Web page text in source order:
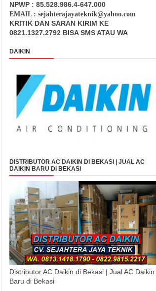
NPWP : 85.528.986.4-647.000
EMAIL : sejahterajayateknik@yahoo.com
KRITIK DAN SARAN KIRIM KE
0821.1327.2792 BISA SMS ATAU WA
DAIKIN
DISTRIBUTOR AC DAIKIN DI BEKASI | JUAL AC
DAIKIN BARU DI BEKASI
Distributor AC Daikin di Bekasi | Jual AC Daikin
Baru di Bekasi